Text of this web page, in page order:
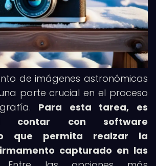
de imágenes astronómicas
parte crucial en el proceso
Para esta tarea, es
contar con software
que permita realzar la
capturado en las